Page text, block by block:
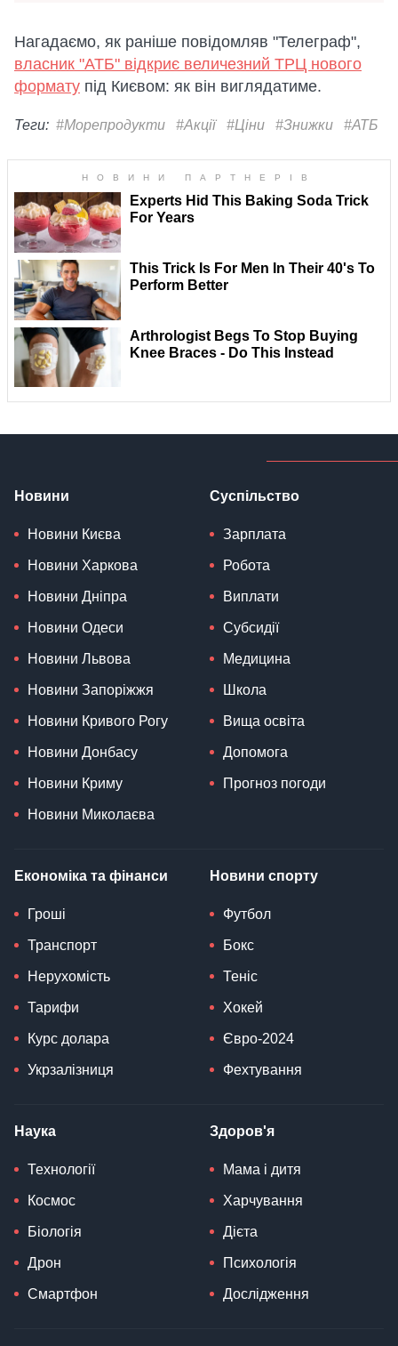
Нагадаємо, як раніше повідомляв "Телеграф",
власник "АТБ" відкриє величезний ТРЦ нового
формату під Києвом: як він виглядатиме.
Теги: #Морепродукти #Акції #Ціни #Знижки #АТБ
Новини
Новини Києва
Новини Харкова
Новини Дніпра
Новини Одеси
Новини Львова
Новини Запоріжжя
Новини Кривого Рогу
Новини Донбасу
Новини Криму
Новини Миколаєва
Суспільство
Зарплата
Робота
Виплати
Субсидії
Медицина
Школа
Вища освіта
Допомога
Прогноз погоди
Економіка та фінанси
Гроші
Транспорт
Нерухомість
Тарифи
Курс долара
Укрзалізниця
Новини спорту
Футбол
Бокс
Теніс
Хокей
Євро-2024
Фехтування
Наука
Технології
Космос
Біологія
Дрон
Смартфон
Здоров'я
Мама і дитя
Харчування
Дієта
Психологія
Дослідження